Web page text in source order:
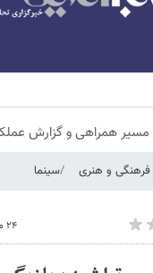
مسیر همراهی و گزارش عملکرد
فرهنگی و هنری سینما
۲۴ مرداد ۱۳۹۳ - ۰۵:۵۵